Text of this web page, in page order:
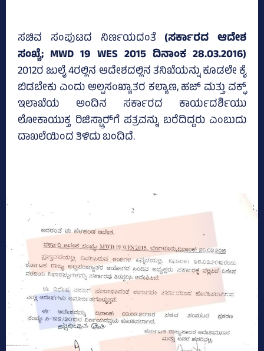
ಸಚಿವ ಸಂಪುಟದ ನಿರ್ಣಯದಂತೆ (ಸರ್ಕಾರದ ಆದೇಶ
ಸಂಖ್ಯೆ; MWD 19 WES 2015 ದಿನಾಂಕ 28.03.2016)
2012ರ ಜುಲೈ 4ರಲ್ಲಿನ ಆದೇಶದಲ್ಲಿನ ತನಿಖೆಯನ್ನು ಕೂಡಲೇ ಕೈ
ಬಿಡಬೇಕು ಎಂದು ಅಲ್ಪಸಂಖ್ಯಾತರ ಕಲ್ಯಾಣ, ಹಜ್‌ ಮತ್ತು ವಕ್ಫ್
ಇಲಾಖೆಯ ಅಂದಿನ ಸರ್ಕಾರದ ಕಾರ್ಯದರ್ಶಿಯು
ಲೋಕಾಯುಕ್ತ ರಿಜಿಸ್ಟ್ರಾರ್‍‌ಗೆ ಪತ್ರವನ್ನು ಬರೆದಿದ್ದರು ಎಂಬುದು
ದಾಖಲೆಯಿಂದ ತಿಳಿದು ಬಂದಿದೆ.